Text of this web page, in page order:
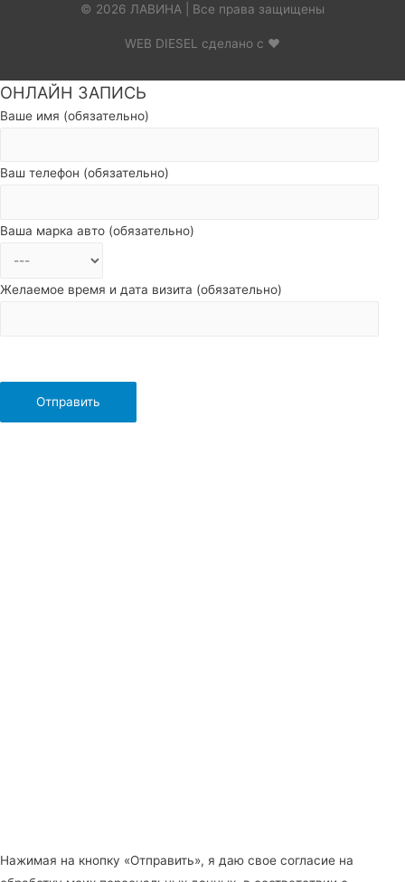
© 2026 ЛАВИНА | Все права защищены
WEB DIESEL сделано с ❤
Пролистать
наверх
ОНЛАЙН ЗАПИСЬ
Ваше имя (обязательно)
Ваш телефон (обязательно)
Ваша марка авто (обязательно)
Желаемое время и дата визита (обязательно)
Нажимая на кнопку «Отправить», я даю свое согласие на